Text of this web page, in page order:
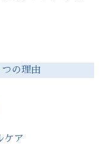
の理由
ケア